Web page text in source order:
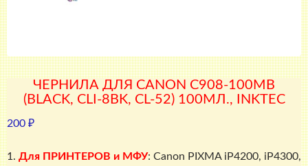
ЧЕРНИЛА ДЛЯ CANON C908-100MB
(BLACK, CLI-8BK, CL-52) 100МЛ., INKTEC
200 ₽
1. Для ПРИНТЕРОВ и МФУ: Canon PIXMA iP4200, iP4300,